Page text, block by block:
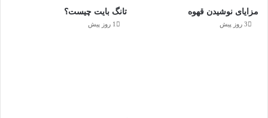
تانگ بایت چیست؟
1 روز پیش
مزایای نوشیدن قهوه
3 روز پیش